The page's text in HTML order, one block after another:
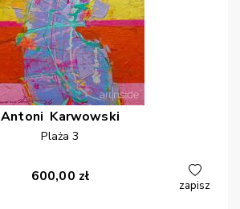
Antoni Karwowski
Plaża 3
600,00 zł
zapisz